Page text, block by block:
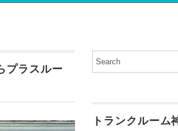
プラスルー
トランクルーム